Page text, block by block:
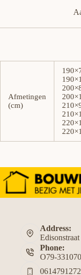
Afmetingen
(cm)
Address:
Phone:
O79-
0614791272